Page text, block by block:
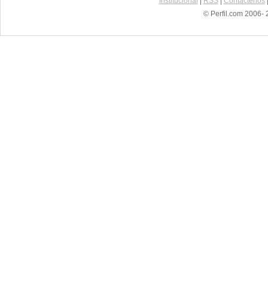
© Perfil.com 2006-